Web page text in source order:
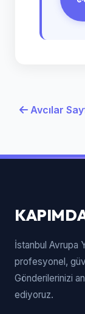
Avcılar
İstanbul Avrupa
profesyonel,
Gönderilerinizi
ediyoruz.